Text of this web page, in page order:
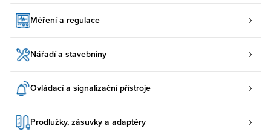
Měření a regulace
Nářadí a stavebniny
Ovládací a signalizační přístroje
Prodlužky, zásuvky a adaptéry